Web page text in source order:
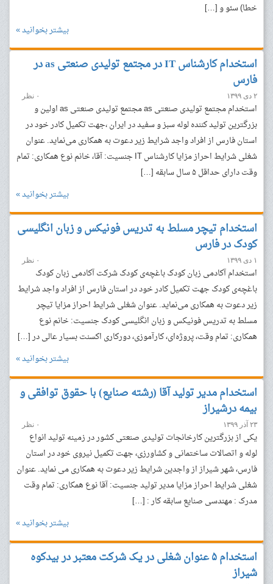
خطا) سئو و […]
بیشتر بخوانید »
استخدام کارشناس IT در مجتمع تولیدی صنعتی as در
فارس
۲ دی ۱۳۹۹ ۰ نظر
استخدام مجتمع تولیدی صنعتی as مجتمع تولیدی صنعتی as اولین و
بزرگترین تولید کننده لوله سبز و سفید در ایران ،جهت تکمیل کادر خود در
استان‌ فارس از افراد واجد شرایط زیر دعوت به همکاری می‌نماید. عنوان
شغلی شرایط احراز مزایا کارشناس IT جنسیت: آقا، خانم نوع همکاری: تمام
وقت دارای حداقل ۵ سال سابقه […]
بیشتر بخوانید »
استخدام تیچر مسلط به تدریس فونیکس و زبان انگلیسی
کودک در فارس
۱ دی ۱۳۹۹ ۰ نظر
استخدام آکادمی زبان کودک باغچه‌ی کودک شرکت آکادمی زبان کودک
باغچه‌ی کودک جهت تکمیل کادر خود در استان‌ فارس از افراد واجد شرایط
زیر دعوت به همکاری می‌نماید. عنوان شغلی شرایط احراز مزایا تیچر
مسلط به تدریس فونیکس و زبان انگلیسی کودک جنسیت: خانم نوع
همکاری: تمام وقت، پروژه‌ای، کارآموزی، دورکاری اکسنت بسیار عالی در […]
بیشتر بخوانید »
استخدام مدیر تولید آقا (رشته صنایع) با حقوق توافقی و
بیمه درشیراز
۲۳ آذر ۱۳۹۹ ۰ نظر
یکی از بزرگترین کارخانجات تولیدی صنعتی کشور در زمینه تولید انواع
لوله و اتصالات ساختمانی و کشاورزی، جهت تکمیل نیروی خود در استان
فارس، شهر شیراز از واجدین شرایط زیر دعوت به همکاری می نماید. عنوان
شغلی شرایط احراز مزایا مدیر تولید جنسیت: آقا نوع همکاری: تمام وقت
مدرک : مهندسی صنایع سابقه کار : […]
بیشتر بخوانید »
استخدام ۵ عنوان شغلی در یک شرکت معتبر در بیدکوه
شیراز